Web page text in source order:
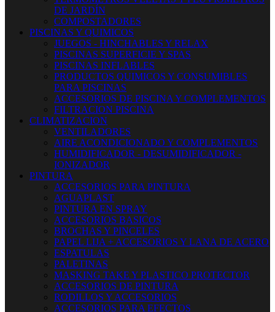
DE JARDÍN
COMPOSTADORES
PISCINAS Y QUIMICOS
JUEGOS - HINCHABLES Y RELAX
PISCINAS SUPERFICIE Y SPAS
PISCINAS INFLABLES
PRODUCTOS QUIMICOS Y CONSUMIBLES
PARA PISCINAS
ACCESORIOS DE PISCINA Y COMPLEMENTOS
FILTRACION PISCINA
CLIMATIZACION
VENTILADORES
AIRE ACONDICIONADO Y COMPLEMENTOS
HUMIDIFICADOR - DESUMIDIFICADOR -
IONIZADOR
PINTURA
ACCESORIOS PARA PINTURA
AGUAPLAST
PINTURA EN SPRAY
ACCESORIOS BASICOS
BROCHAS Y PINCELES
PAPEL LIJA + ACCESORIOS Y LANA DE ACERO
ESPATULAS
PALETINAS
MASKING TAKE Y PLASTICO PROTECTOR
ACCESORIOS DE PINTURA
RODILLOS Y ACCESORIOS
ACCESORIOS PARA EFECTOS